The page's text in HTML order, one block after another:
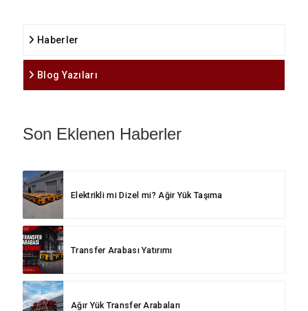
Haberler
Blog Yazıları
Son Eklenen Haberler
Elektrikli mi Dizel mi? Ağir Yük Taşıma
Transfer Arabası Yatırımı
Ağır Yük Transfer Arabaları